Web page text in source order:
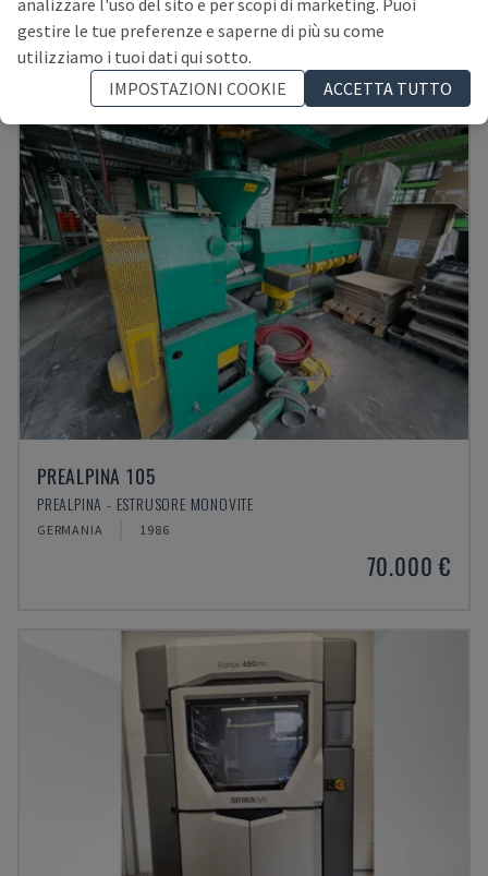
9.000 €
PREALPINA 105
PREALPINA - ESTRUSORE MONOVITE
GERMANIA 1986
70.000 €
analizzare l'uso del sito e per scopi di marketing. Puoi
gestire le tue preferenze e saperne di più su come
utilizziamo i tuoi dati qui sotto.
IMPOSTAZIONI COOKIE
ACCETTA TUTTO